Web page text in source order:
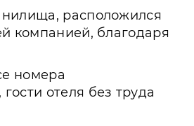
расположился
компанией, благодаря
номера
отеля без труда